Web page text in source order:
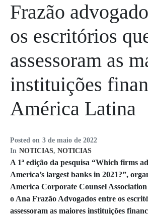
Posted on 3 de maio de 2022
In NOTICIAS, NOTICIAS
Frazão
os escritórios
assessoram as
instituições
América Latina
A 1ª edição da pesquisa “Which firms
America’s largest banks in 2021?”,
America Corporate Counsel
o Ana Frazão Advogados entre os
assessoram as maiores instituições